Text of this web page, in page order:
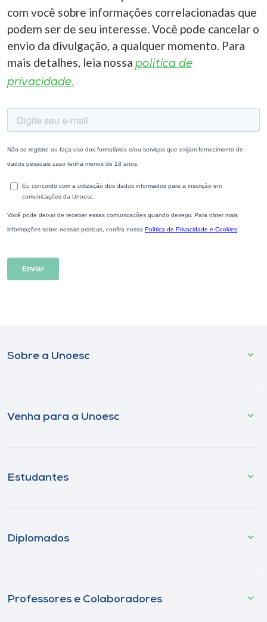
com você sobre informações correlacionadas que
podem ser de seu interesse. Você pode cancelar o
envio da divulgação, a qualquer momento. Para
mais detalhes, leia nossa política de
privacidade.
Sobre a Unoesc
Venha para a Unoesc
Estudantes
Diplomados
Professores e Colaboradores